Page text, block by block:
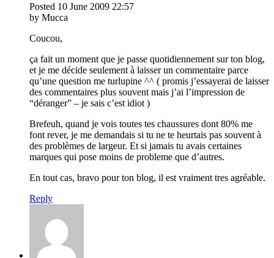
Posted 10 June 2009 22:57
by Mucca
Coucou,
ça fait un moment que je passe quotidiennement sur ton blog,
et je me décide seulement à laisser un commentaire parce
qu’une question me turlupine ^^ ( promis j’essayerai de laisser
des commentaires plus souvent mais j’ai l’impression de
“déranger” – je sais c’est idiot )
Brefeuh, quand je vois toutes tes chaussures dont 80% me
font rever, je me demandais si tu ne te heurtais pas souvent à
des problèmes de largeur. Et si jamais tu avais certaines
marques qui pose moins de probleme que d’autres.
En tout cas, bravo pour ton blog, il est vraiment tres agréable.
Reply